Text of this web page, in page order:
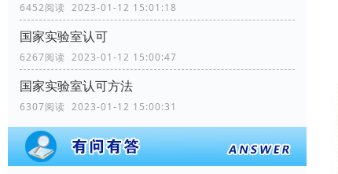
6452阅读 2023-01-12 15:01:18
国家实验室认可
6267阅读 2023-01-12 15:00:47
国家实验室认可方法
6307阅读 2023-01-12 15:00:31